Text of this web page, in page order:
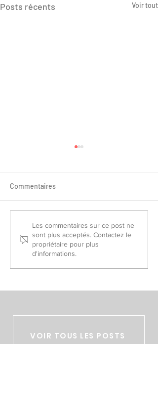
Posts récents Voir tout
Sélectionnés France Piste
2026
Commentaires
Les commentaires sur ce post ne
sont plus acceptés. Contactez le
propriétaire pour plus
d'informations.
VOIR TOUS LES POSTS